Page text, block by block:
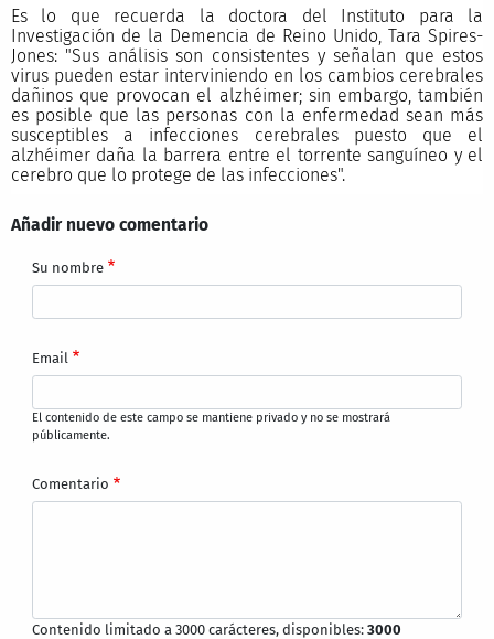
Es lo que recuerda la doctora del Instituto para la
Investigación de la Demencia de Reino Unido, Tara Spires-
Jones: "Sus análisis son consistentes y señalan que estos
virus pueden estar interviniendo en los cambios cerebrales
dañinos que provocan el alzhéimer; sin embargo, también
es posible que las personas con la enfermedad sean más
susceptibles a infecciones cerebrales puesto que el
alzhéimer daña la barrera entre el torrente sanguíneo y el
cerebro que lo protege de las infecciones".
Añadir nuevo comentario
Su nombre
Email
El contenido de este campo se mantiene privado y no se mostrará
públicamente.
Comentario
Contenido limitado a 3000 carácteres, disponibles:3000